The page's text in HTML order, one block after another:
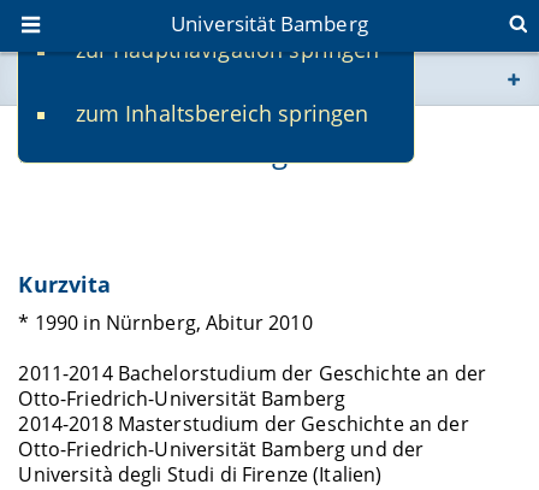
zur Hauptnavigation springen
zum Inhaltsbereich springen
Universität Bamberg
www.uni-bamberg.de
Dr. Matthias Baumgartl
Kurzvita
* 1990 in Nürnberg, Abitur 2010
2011-2014 Bachelorstudium der Geschichte an der
Otto-Friedrich-Universität Bamberg
2014-2018 Masterstudium der Geschichte an der
Otto-Friedrich-Universität Bamberg und der
Università degli Studi di Firenze (Italien)